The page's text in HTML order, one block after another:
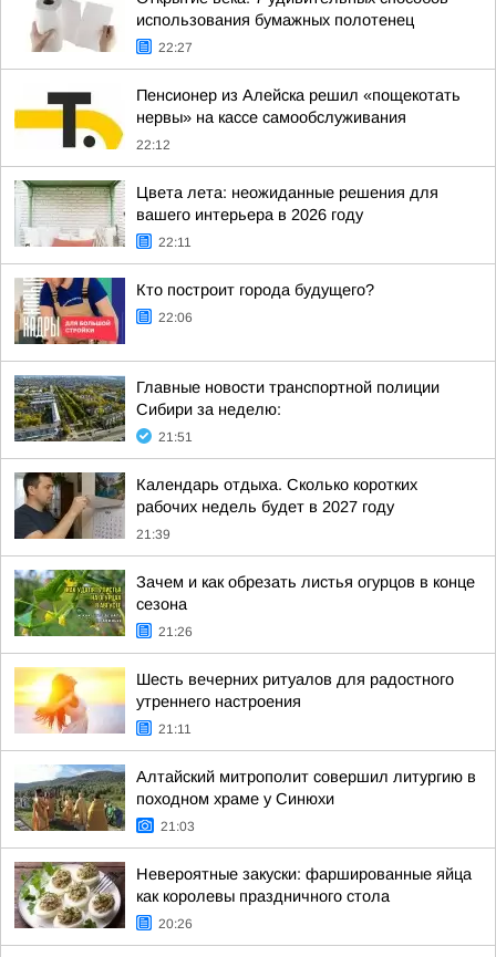
использования бумажных полотенец
22:27
Пенсионер из Алейска решил «пощекотать
нервы» на кассе самообслуживания
22:12
Цвета лета: неожиданные решения для
вашего интерьера в 2026 году
22:11
Кто построит города будущего?
22:06
Главные новости транспортной полиции
Сибири за неделю:
21:51
Календарь отдыха. Сколько коротких
рабочих недель будет в 2027 году
21:39
Зачем и как обрезать листья огурцов в конце
сезона
21:26
Шесть вечерних ритуалов для радостного
утреннего настроения
21:11
Алтайский митрополит совершил литургию в
походном храме у Синюхи
21:03
Невероятные закуски: фаршированные яйца
как королевы праздничного стола
20:26